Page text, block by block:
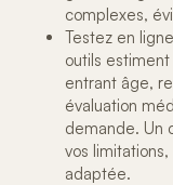
complexes,
Testez en
outils
entrant âge,
évaluation
demande. Un
vos
adaptée.